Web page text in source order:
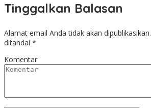
Tinggalkan Balasan
Alamat email Anda tidak akan dipublikasikan.
ditandai *
Komentar